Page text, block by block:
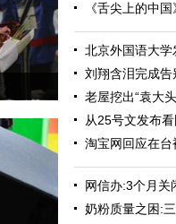
《舌尖上的中
北京外国语大
刘翔含泪完成
老屋挖出“袁大
从25号文发布
淘宝网回应在
网信办:3个月关
奶粉质量之困: